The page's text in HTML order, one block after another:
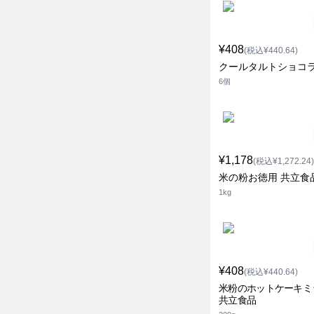
¥408(税込¥440.64)
クールタルトショコ
6個
¥1,178(税込¥1,272.24)
米の粉お徳用 共立食
1kg
¥408(税込¥440.64)
米粉のホットケーキ
共立食品